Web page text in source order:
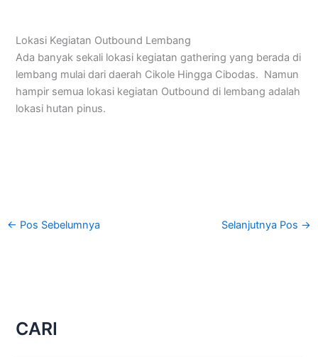
Lokasi Kegiatan Outbound Lembang
Ada banyak sekali lokasi kegiatan gathering yang berada di
lembang mulai dari daerah Cikole Hingga Cibodas. Namun
hampir semua lokasi kegiatan Outbound di lembang adalah
lokasi hutan pinus.
← Pos Sebelumnya Selanjutnya Pos →
CARI